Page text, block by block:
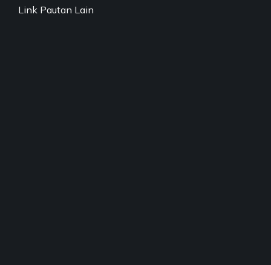
Link Pautan Lain